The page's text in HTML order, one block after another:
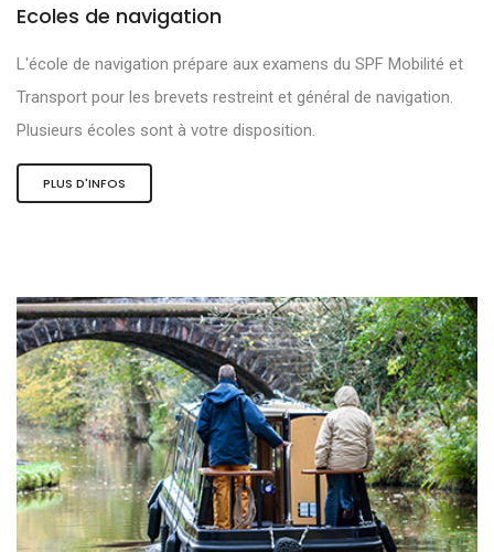
Ecoles de navigation
L'école de navigation prépare aux examens du SPF Mobilité et
Transport pour les brevets restreint et général de navigation.
Plusieurs écoles sont à votre disposition.
PLUS D'INFOS